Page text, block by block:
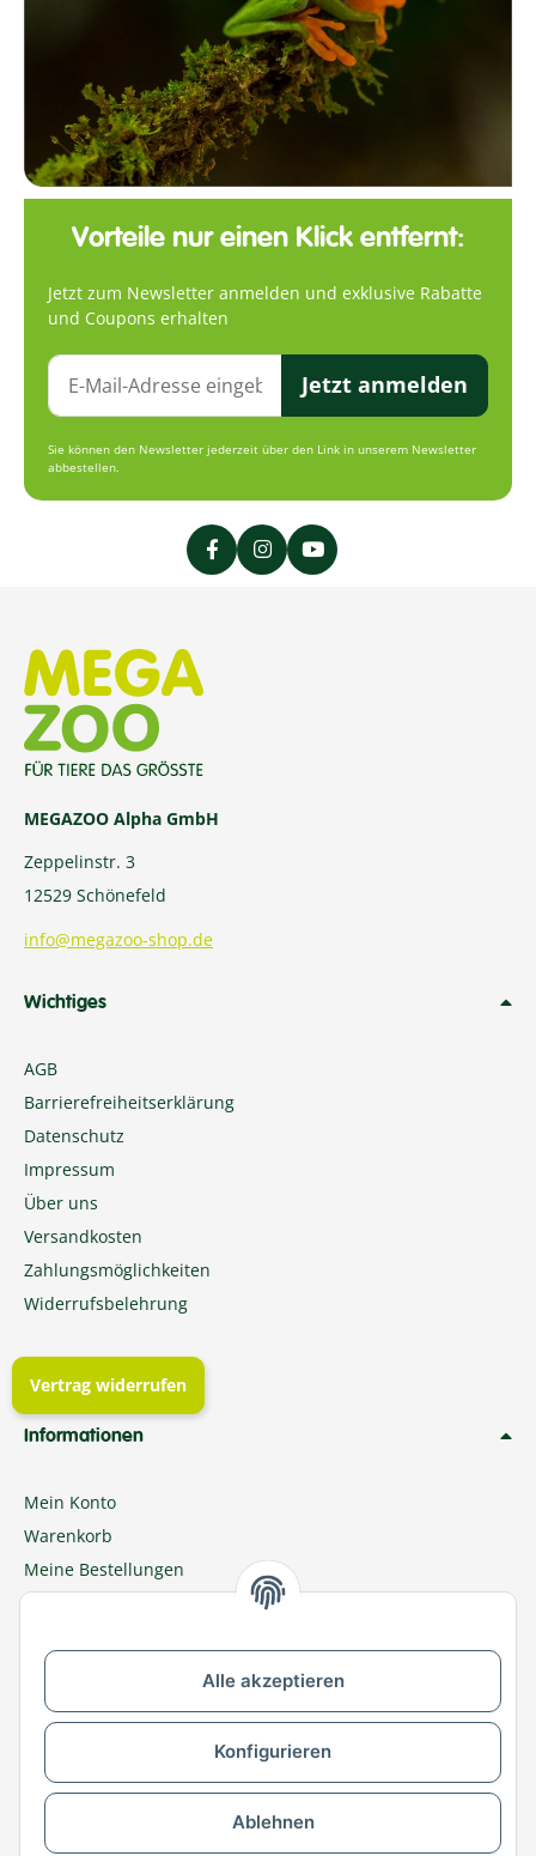
Alle akzeptieren
Konfigurieren
Ablehnen
Vorteile nur einen Klick entfernt:
Jetzt zum Newsletter anmelden und exklusive Rabatte
und Coupons erhalten
Jetzt anmelden
Sie können den Newsletter jederzeit über den Link in unserem Newsletter
abbestellen.
MEGAZOO Alpha GmbH
Zeppelinstr. 3
12529 Schönefeld
info@megazoo-shop.de
Wichtiges
AGB
Barrierefreiheitserklärung
Datenschutz
Impressum
Über uns
Versandkosten
Zahlungsmöglichkeiten
Widerrufsbelehrung
Vertrag widerrufen
Informationen
Mein Konto
Warenkorb
Meine Bestellungen
MEGAZOO in Ihrer Nähe
Zu MEGAZOO-nord.de wechseln
Versandpartner & Zahlungsmöglichkeiten